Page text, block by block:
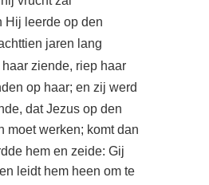
Hij leerde op den
jaren lang
ziende, riep haar
op haar; en zij werd
dat Jezus op den
moet werken; komt dan
hem en zeide: Gij
leidt hem heen om te